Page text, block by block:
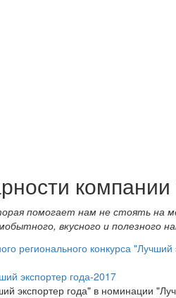
помогает нам не стоять на
вкусного и полезного
экспортер года-2017
экспортер года" в номинации